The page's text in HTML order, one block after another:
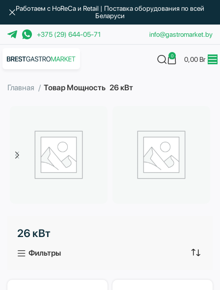
+375 (29) 644-05-71 info@gastromarket.by
0 0,00 Br
Главная Товар Мощность 26 кВт
3 продукта
26 кВт
Фильтры
Работаем с HoReCa и Retail | Поставка оборудования по всей
Беларуси